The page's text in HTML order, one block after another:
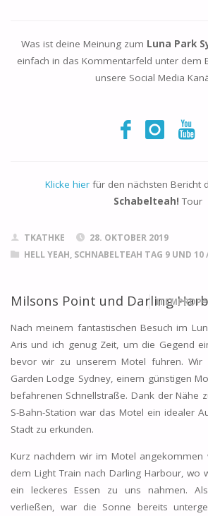
Was ist deine Meinung zum Luna Park
einfach in das Kommentarfeld unter dem
unsere Social Media
Klicke hierfür den nächsten Bericht
Schabelteah! Tour
TKATHKE
28. OKTOBER 2019
HELL YEAH, SCHNABELTEAH TAG 9 UND 10
Milsons Point und Darling
Nach meinem fantastischen Besuch im
Aris und ich genug Zeit, um die Gegend
bevor wir zu unserem Motel fuhren. Wir
Garden Lodge Sydney, einem günstigen
befahrenen Schnellstraße. Dank der Nähe
S-Bahn-Station war das Motel ein idealer
Stadt zu erkunden.
Kurz nachdem wir im Motel
dem Light Train nach Darling Harbour, wo
ein leckeres Essen zu uns nahmen.
verließen, war die Sonne bereits